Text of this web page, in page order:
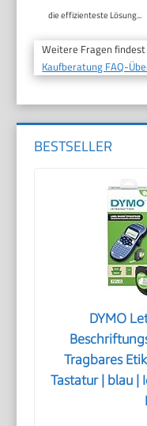
die effizienteste Lösung...
Weitere Fragen
Kaufberatung FAQ-
BESTSELLER
DYMO
Tragbares
Tastatur | blau |